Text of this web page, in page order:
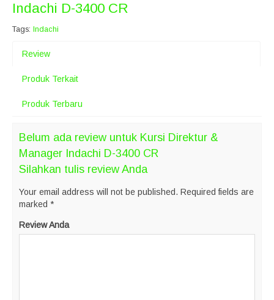
Indachi D-3400 CR
Tags: Indachi
Review
Produk Terkait
Produk Terbaru
Belum ada review untuk Kursi Direktur &
Manager Indachi D-3400 CR
Silahkan tulis review Anda
Your email address will not be published. Required fields are
marked *
Review Anda